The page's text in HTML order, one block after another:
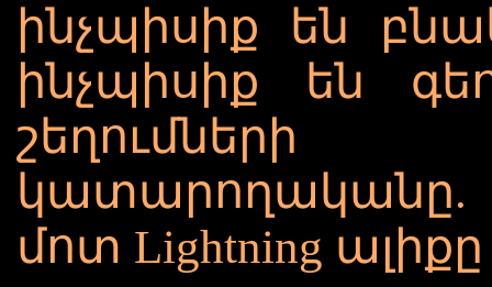
ինչպիսիք են
ինչպիսիք են
մոտ Lightning ալիքը